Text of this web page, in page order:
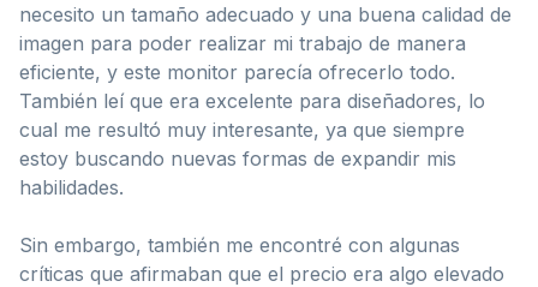
necesito un tamaño adecuado y una buena calidad de
imagen para poder realizar mi trabajo de manera
eficiente, y este monitor parecía ofrecerlo todo.
También leí que era excelente para diseñadores, lo
cual me resultó muy interesante, ya que siempre
estoy buscando nuevas formas de expandir mis
habilidades.
Sin embargo, también me encontré con algunas
críticas que afirmaban que el precio era algo elevado